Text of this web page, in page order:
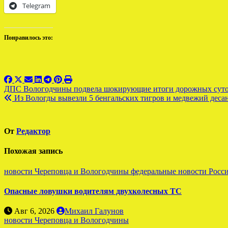
Telegram
Понравилось это:
Навигация
по
ДПС Вологодчины подвела шокирующие итоги дорожных
Из Вологды вывезли 5 бенгальских тигров и медвежий
От Редактор
Похожая запись
новости Череповца и Вологодчины федеральные новости
Опасные ловушки водителям двухколесных ТС
Авг 6, 2026
Михаил Галунов
новости Череповца и Вологодчины